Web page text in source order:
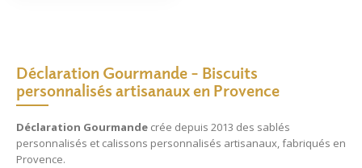
Déclaration Gourmande – Biscuits
personnalisés artisanaux en Provence
Déclaration Gourmande crée depuis 2013 des sablés
personnalisés et calissons personnalisés artisanaux, fabriqués en
Provence.